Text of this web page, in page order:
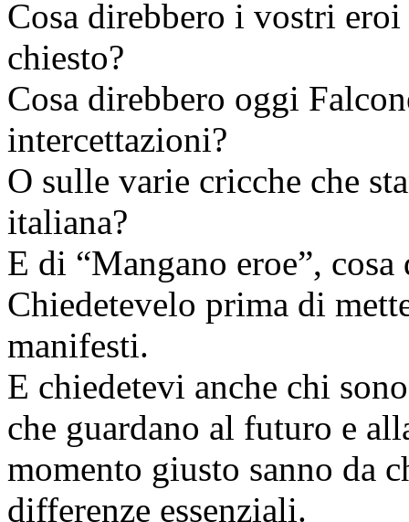
Cosa direbbero i vostri
chiesto?
Cosa direbbero oggi
intercettazioni?
O sulle varie cricche che
italiana?
E di “Mangano eroe”,
Chiedetevelo prima di
manifesti.
E chiedetevi anche chi
che guardano al futuro e
momento giusto sanno da
differenze essenziali.